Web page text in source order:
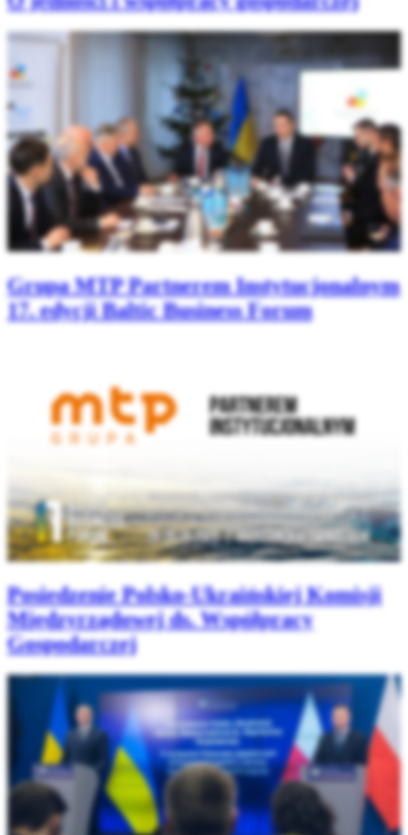
Grupa MTP Partnerem Instytucjonalnym
17. edycji Baltic Business Forum
Posiedzenie Polsko-Ukraińskiej Komisji
Międzyrządowej ds. Współpracy
Gospodarczej